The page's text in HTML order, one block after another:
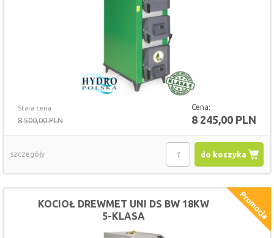
Stara cena
8 500,00 PLN
Cena:
8 245,00 PLN
do koszyka
szczegóły
KOCIOŁ DREWMET UNI DS BW 18KW
5-KLASA